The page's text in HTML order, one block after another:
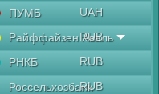
ПУМБ
UAH
Райффайзен Аваль
RUB
РНКБ
RUB
РоссельхозбанкRUB